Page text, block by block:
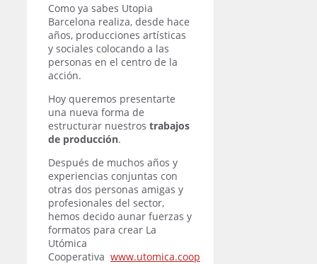
Como ya sabes Utopia
Barcelona realiza, desde hace
años, producciones artísticas
y sociales colocando a las
personas en el centro de la
acción.
Hoy queremos presentarte
una nueva forma de
estructurar nuestros trabajos
de producción.
Después de muchos años y
experiencias conjuntas con
otras dos personas amigas y
profesionales del sector,
hemos decido aunar fuerzas y
formatos para crear La
Utómica
Cooperativa www.utomica.coop